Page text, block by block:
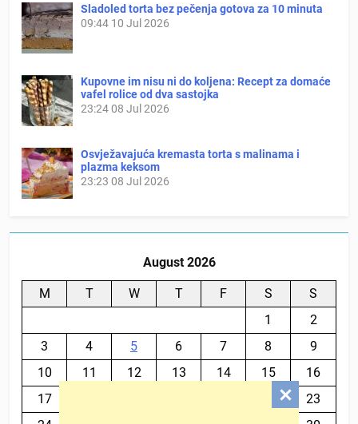
Sladoled torta bez pečenja gotova za 10 minuta
09:44 10 Jul 2026
Kupovne im nisu ni do koljena: Recept za domaće
vafel rolice od dva sastojka
23:2408 Jul 2026
Osvježavajuća kremasta torta s malinama i
plazma keksom
23:23 08 Jul 2026
August 2026
M T W T F S
S
1
2
3
4 5 6 7 8
9
10
11 12 13 14 15
16
17
23